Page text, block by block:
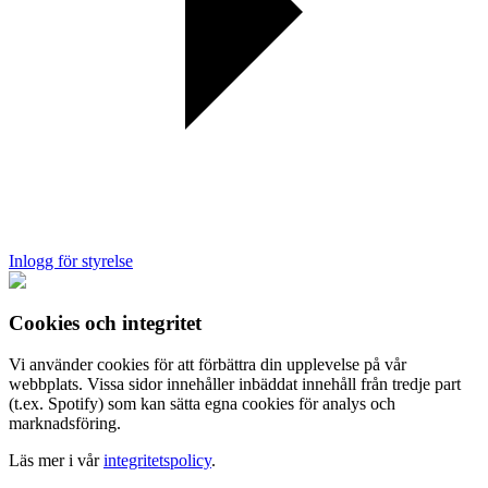
Inlogg för styrelse
Cookies och integritet
Vi använder cookies för att förbättra din upplevelse på vår
webbplats. Vissa sidor innehåller inbäddat innehåll från tredje part
(t.ex. Spotify) som kan sätta egna cookies för analys och
marknadsföring.
Läs mer i vår integritetspolicy.